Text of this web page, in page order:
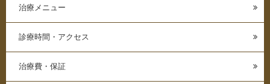
治療メニュー
診療時間・アクセス
治療費・保証